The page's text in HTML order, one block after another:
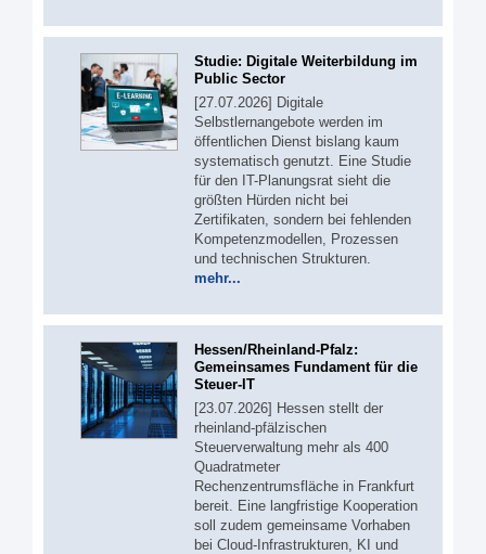
Studie: Digitale Weiterbildung im
Public Sector
[27.07.2026] Digitale
Selbstlernangebote werden im
öffentlichen Dienst bislang kaum
systematisch genutzt. Eine Studie
für den IT-Planungsrat sieht die
größten Hürden nicht bei
Zertifikaten, sondern bei fehlenden
Kompetenzmodellen, Prozessen
und technischen Strukturen.
mehr...
Hessen/Rheinland-Pfalz:
Gemeinsames Fundament für die
Steuer-IT
[23.07.2026] Hessen stellt der
rheinland-pfälzischen
Steuerverwaltung mehr als 400
Quadratmeter
Rechenzentrumsfläche in Frankfurt
bereit. Eine langfristige Kooperation
soll zudem gemeinsame Vorhaben
bei Cloud-Infrastrukturen, KI und